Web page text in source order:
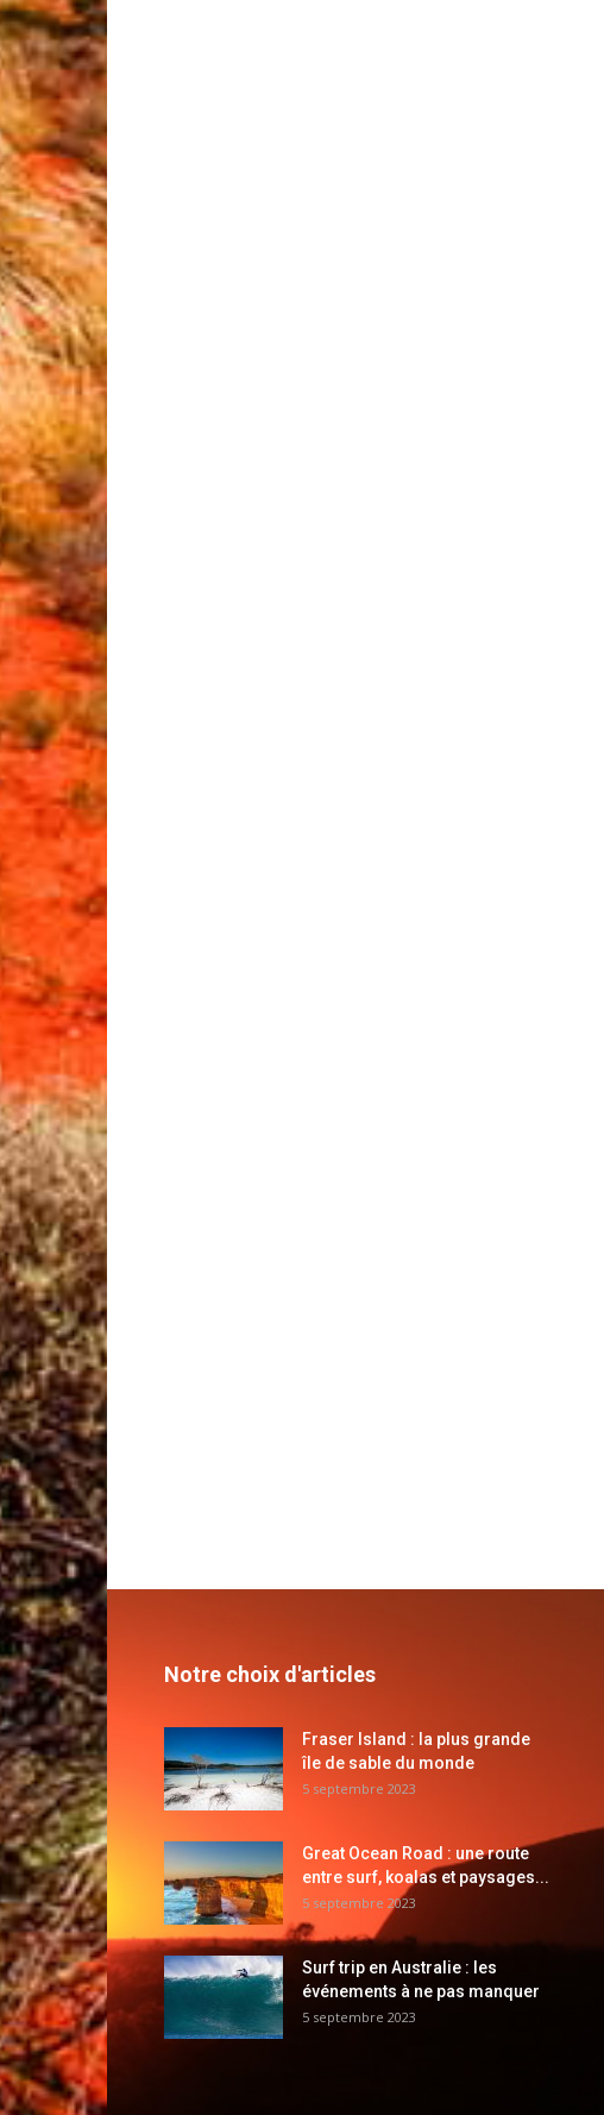
Notre choix d'articles
Fraser Island : la plus grande
île de sable du monde
5 septembre 2023
Great Ocean Road : une route
entre surf, koalas et paysages...
5 septembre 2023
Surf trip en Australie : les
événements à ne pas manquer
5 septembre 2023